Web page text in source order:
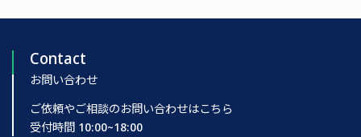
Contact
お問い合わせ
ご依頼やご相談のお問い合わせはこちら
受付時間 10:00~18:00